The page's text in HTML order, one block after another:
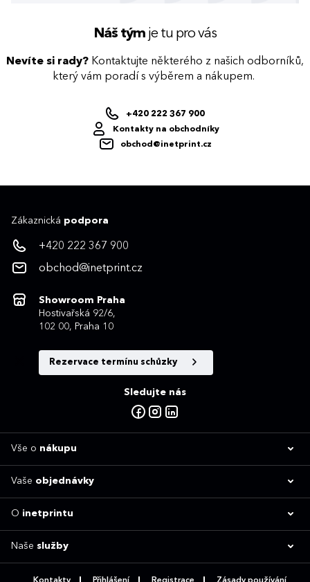
Náš týmje tu pro vás
Nevíte si rady? Kontaktujte některého z našich odborníků,
který vám poradí s výběrem a nákupem.
+420 222 367 900
Kontakty na obchodníky
obchod@inetprint.cz
Zákaznická podpora
+420 222 367 900
obchod@inetprint.cz
Showroom Praha
Hostivařská 92/6,
102 00, Praha 10
Rezervace termínu schůzky
Sledujte nás
Vše o nákupu
Vaše objednávky
O inetprintu
Naše služby